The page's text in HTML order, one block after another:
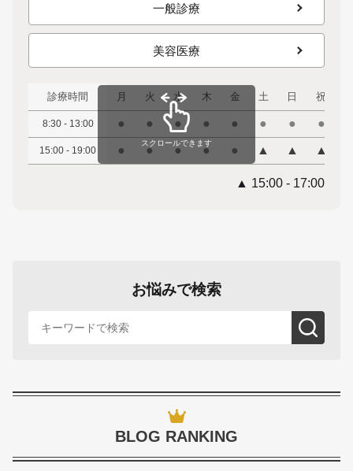
一般診療
美容医療
診療時間 月 火 水 木 金 土 日 祝
8:30 - 13:00 ● ● ● ● ● ● ● ●
15:00 - 19:00 ● ● ● ● ● ▲ ▲ ▲
スクロールできます
▲ 15:00 - 17:00
お悩みで検索
BLOG RANKING